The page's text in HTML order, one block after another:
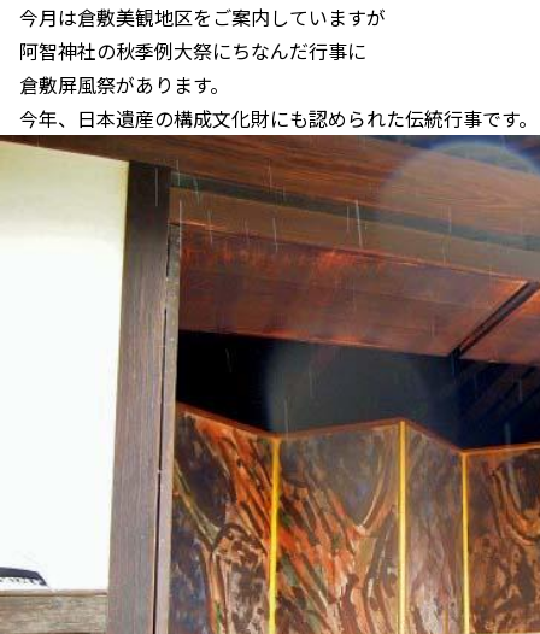
今月は倉敷美観地区をご案内していますが
阿智神社の秋季例大祭にちなんだ行事に
倉敷屏風祭があります。
今年、日本遺産の構成文化財にも認められた伝統行事です。